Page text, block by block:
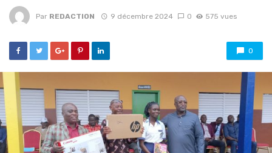
Par REDACTION 9 décembre 2024 0 575 vues
0